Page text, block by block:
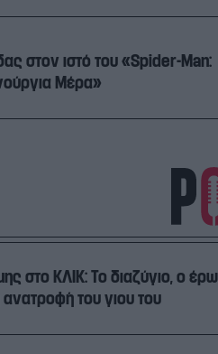
στον ιστό του «Spider-Man:
Μέρα»
στο ΚΛΙΚ: Το διαζύγιο, ο
ανατροφή του γιου του